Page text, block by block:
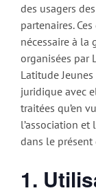
des usagers
partenaires.
nécessaire à la
organisées par
Latitude
juridique avec
traitées qu’en
l’association
dans le présent
1.